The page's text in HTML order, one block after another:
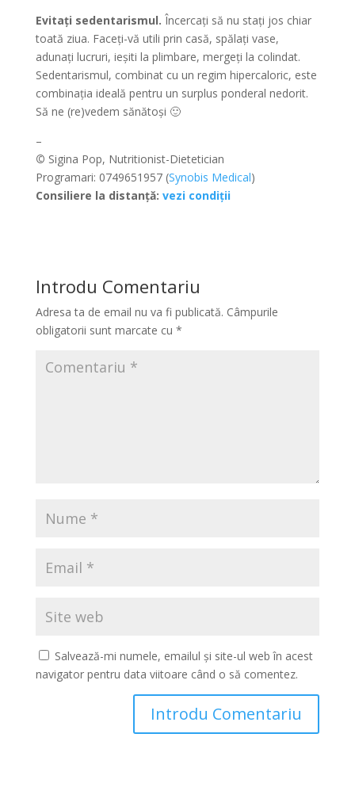
Evitați sedentarismul. Încercați să nu stați jos chiar
toată ziua. Faceți-vă utili prin casă, spălați vase,
adunați lucruri, ieșiti la plimbare, mergeți la colindat.
Sedentarismul, combinat cu un regim hipercaloric, este
combinația ideală pentru un surplus ponderal nedorit.
Să ne (re)vedem sănătoși 🙂
–
© Sigina Pop, Nutritionist-Dietetician
Programari: 0749651957 (Synobis Medical)
Consiliere la distanță: vezi condiții
Introdu Comentariu
Adresa ta de email nu va fi publicată. Câmpurile
obligatorii sunt marcate cu *
Salvează-mi numele, emailul și site-ul web în acest
navigator pentru data viitoare când o să comentez.